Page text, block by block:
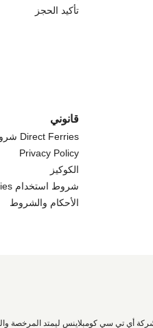
تأكيد الحجز
قانوني
Direct Ferries شروط الاستخدام
Privacy Policy
الكوكيز
شروط استخدام Direct Ferries
الأحكام والشروط